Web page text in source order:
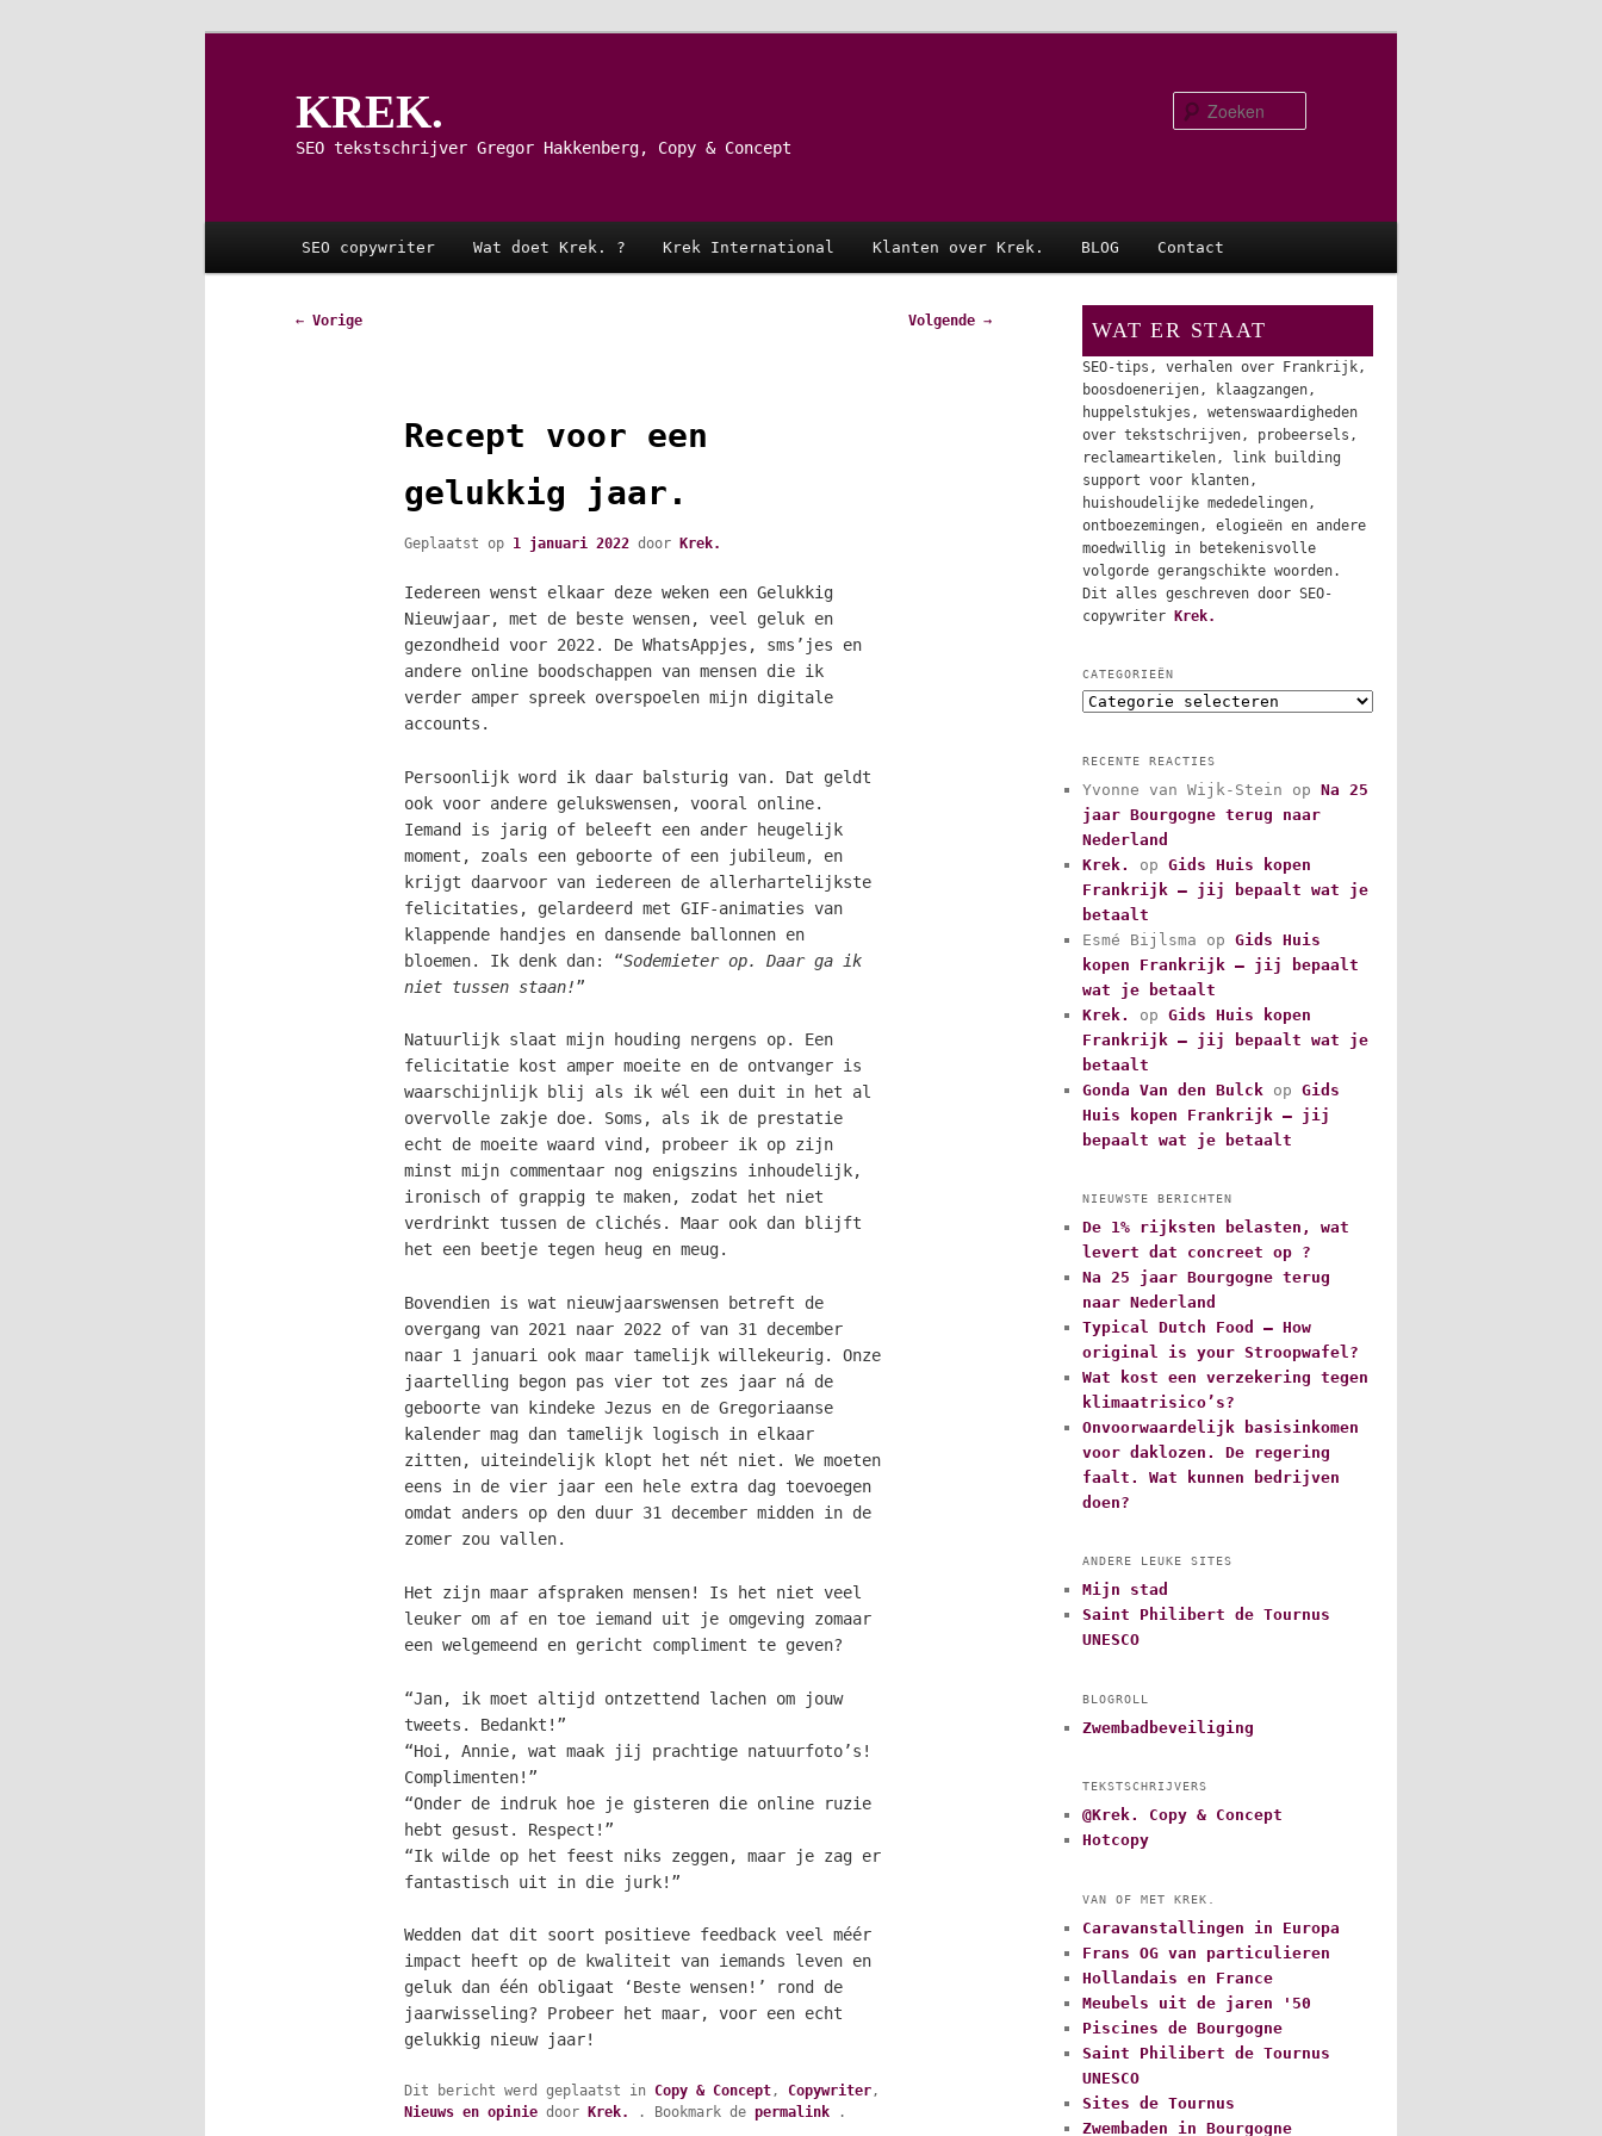
KREK.
SEO tekstschrijver Gregor Hakkenberg, Copy & Concept
SEO copywriter Wat doet Krek. ? Krek International Klanten over Krek. BLOG Contact
Bericht
← Vorige Volgende →
Recept voor een
gelukkig jaar.
Geplaatst op 1 januari 2022 door Krek.
Iedereen wenst elkaar deze weken een Gelukkig
Nieuwjaar, met de beste wensen, veel geluk en
gezondheid voor 2022. De WhatsAppjes, sms’jes en
andere online boodschappen van mensen die ik
verder amper spreek overspoelen mijn digitale
accounts.
Persoonlijk word ik daar balsturig van. Dat geldt
ook voor andere gelukswensen, vooral online.
Iemand is jarig of beleeft een ander heugelijk
moment, zoals een geboorte of een jubileum, en
krijgt daarvoor van iedereen de allerhartelijkste
felicitaties, gelardeerd met GIF-animaties van
klappende handjes en dansende ballonnen en
bloemen. Ik denk dan: “Sodemieter op. Daar ga ik
niet tussen staan!”
Natuurlijk slaat mijn houding nergens op. Een
felicitatie kost amper moeite en de ontvanger is
waarschijnlijk blij als ik wél een duit in het al
overvolle zakje doe. Soms, als ik de prestatie
echt de moeite waard vind, probeer ik op zijn
minst mijn commentaar nog enigszins inhoudelijk,
ironisch of grappig te maken, zodat het niet
verdrinkt tussen de clichés. Maar ook dan blijft
het een beetje tegen heug en meug.
Bovendien is wat nieuwjaarswensen betreft de
overgang van 2021 naar 2022 of van 31 december
naar 1 januari ook maar tamelijk willekeurig. Onze
jaartelling begon pas vier tot zes jaar ná de
geboorte van kindeke Jezus en de Gregoriaanse
kalender mag dan tamelijk logisch in elkaar
zitten, uiteindelijk klopt het nét niet. We moeten
eens in de vier jaar een hele extra dag toevoegen
omdat anders op den duur 31 december midden in de
zomer zou vallen.
Het zijn maar afspraken mensen! Is het niet veel
leuker om af en toe iemand uit je omgeving zomaar
een welgemeend en gericht compliment te geven?
“Jan, ik moet altijd ontzettend lachen om jouw
tweets. Bedankt!”
“Hoi, Annie, wat maak jij prachtige natuurfoto’s!
Complimenten!”
“Onder de indruk hoe je gisteren die online ruzie
hebt gesust. Respect!”
“Ik wilde op het feest niks zeggen, maar je zag er
fantastisch uit in die jurk!”
Wedden dat dit soort positieve feedback veel méér
impact heeft op de kwaliteit van iemands leven en
geluk dan één obligaat ‘Beste wensen!’ rond de
jaarwisseling? Probeer het maar, voor een echt
gelukkig nieuw jaar!
Dit bericht werd geplaatst in Copy & Concept, Copywriter,
Nieuws en opiniedoor Krek. . Bookmark de permalink .
WAT ER STAAT
SEO-tips, verhalen over Frankrijk,
boosdoenerijen, klaagzangen,
huppelstukjes, wetenswaardigheden
over tekstschrijven, probeersels,
reclameartikelen, link building
support voor klanten,
huishoudelijke mededelingen,
ontboezemingen, elogieën en andere
moedwillig in betekenisvolle
volgorde gerangschikte woorden.
Dit alles geschreven door SEO-
copywriter Krek.
CATEGORIEËN
C
e
g
o
r
i
e
ë
RECENTE REACTIES
Yvonne van Wijk-Stein op Na 25
jaar Bourgogne terug naar
Nederland
Krek.
op Gids Huis kopen
Frankrijk – jij bepaalt wat je
betaalt
Esmé Bijlsma op Gids Huis
kopen Frankrijk – jij bepaalt
wat je betaalt
Krek.
op Gids Huis kopen
Frankrijk – jij bepaalt wat je
betaalt
Gonda Van den Bulck op Gids
Huis kopen Frankrijk – jij
bepaalt wat je betaalt
NIEUWSTE BERICHTEN
De 1% rijksten belasten, wat
levert dat concreet op ?
Na 25 jaar Bourgogne terug
naar Nederland
Typical Dutch Food – How
original is your Stroopwafel?
Wat kost een verzekering tegen
klimaatrisico’s?
Onvoorwaardelijk basisinkomen
voor daklozen. De regering
faalt. Wat kunnen bedrijven
doen?
ANDERE LEUKE SITES
Mijn stad
Saint Philibert de Tournus
UNESCO
BLOGROLL
Zwembadbeveiliging
TEKSTSCHRIJVERS
@Krek. Copy & Concept
Hotcopy
VAN OF MET KREK.
Caravanstallingen in Europa
Frans OG van particulieren
Hollandais en France
Meubels uit de jaren '50
Piscines de Bourgogne
Saint Philibert de Tournus
UNESCO
Sites de Tournus
Zwembaden in Bourgogne